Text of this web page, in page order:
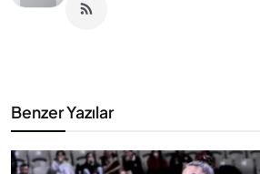
Benzer Yazılar